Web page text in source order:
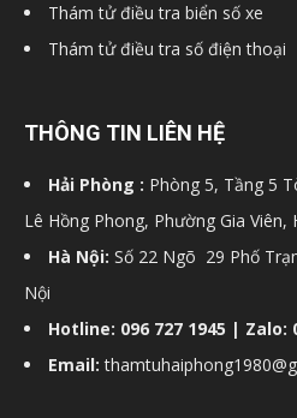
Thám tử điều tra biển số xe
Thám tử điều tra số điện thoại
THÔNG TIN LIÊN HỆ
Hải Phòng : Phòng 5, Tầng 5
Lê Hồng Phong, Phường Gia Viên,
Hà Nội: Số 22 Ngõ 29 Phố
Nội
Hotline: 096 727 1945 | Zalo:
Email: